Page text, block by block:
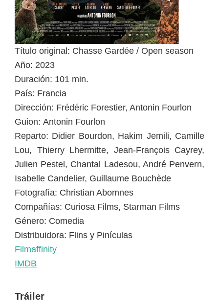
Título original: Chasse Gardée / Open season
Año: 2023
Duración: 101 min.
País: Francia
Dirección: Frédéric Forestier, Antonin Fourlon
Guion: Antonin Fourlon
Reparto: Didier Bourdon, Hakim Jemili, Camille
Lou, Thierry Lhermitte, Jean-François Cayrey,
Julien Pestel, Chantal Ladesou, André Penvern,
Isabelle Candelier, Guillaume Bouchède
Fotografía: Christian Abomnes
Compañías: Curiosa Films, Starman Films
Género: Comedia
Distribuidora: Flins y Pinículas
Filmaffinity
IMDB
Tráiler